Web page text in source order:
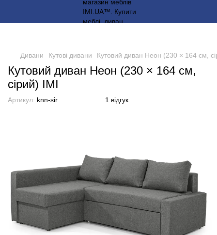
Дивани Кутові дивани Кутовий диван Неон (230 × 164 см,
Кутовий диван Неон (230 × 164 см,
сірий) IMI
Артикул: knn-sir 1 відгук